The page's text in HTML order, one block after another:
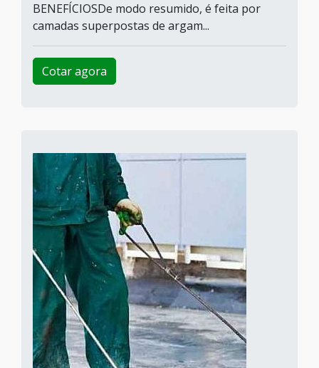
BENEFÍCIOSDe modo resumido, é feita por
camadas superpostas de argam...
Cotar agora